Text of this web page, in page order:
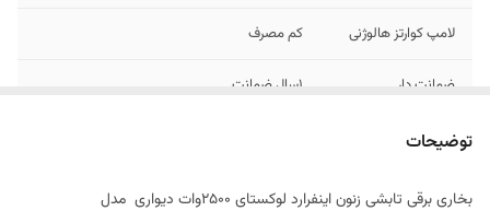
لامپ کوارتز هالوژنی کم مصرف
ضمانت دار ۱سال ضمانت
دیواری وسقفی
ارسال فوری درصورت کارت بکارت وارسال عکس واریزی
توضیحات
بخاری برقی تابشی زنون اینفرارد لوکستای ۲۵۰۰وات دیواری مدل